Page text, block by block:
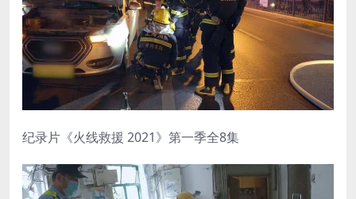
纪录片《火线救援 2021》第一季全8集